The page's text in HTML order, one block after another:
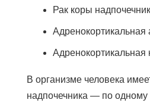
Рак коры
Адренокортикальная
Адренокортикальная
В организме человека
надпочечника — по одному